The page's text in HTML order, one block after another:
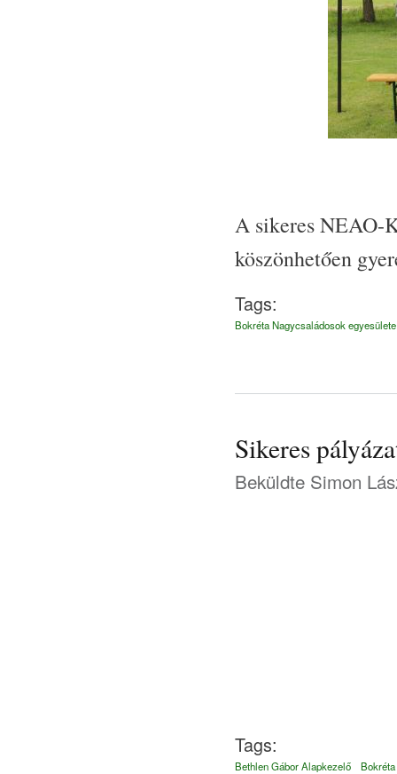
A sikeres NEAO-
köszönhetően
Tags:
Bokréta Nagycsaládosok egyesülete
Sikeres
Beküldte Simon
Tags:
Bethlen Gábor Alapkezelő